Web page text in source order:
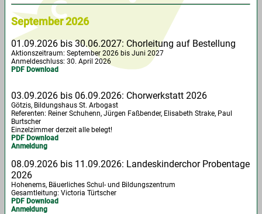
September 2026
01.09.2026 bis 30.06.2027: Chorleitung auf Bestellung
Aktionszeitraum: September 2026 bis Juni 2027
Anmeldeschluss: 30. April 2026
PDF Download
03.09.2026 bis 06.09.2026: Chorwerkstatt 2026
Götzis, Bildungshaus St. Arbogast
Referenten: Reiner Schuhenn, Jürgen Faßbender, Elisabeth Strake, Paul
Burtscher
Einzelzimmer derzeit alle belegt!
PDF Download
Anmeldung
08.09.2026 bis 11.09.2026: Landeskinderchor Probentage
2026
Hohenems, Bäuerliches Schul- und Bildungszentrum
Gesamtleitung: Victoria Türtscher
PDF Download
Anmeldung